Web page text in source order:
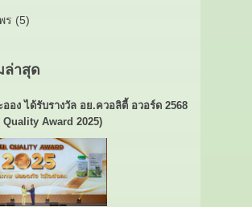
ร (5)
ล่าสุด
อง ได้รับรางวัล อย.ควอลิตี้ อวอร์ด 2568
Quality Award 2025)